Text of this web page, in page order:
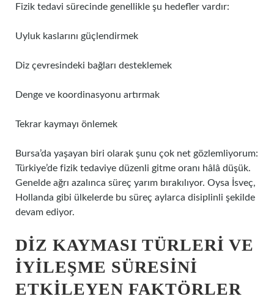
Fizik tedavi sürecinde genellikle şu hedefler vardır:
Uyluk kaslarını güçlendirmek
Diz çevresindeki bağları desteklemek
Denge ve koordinasyonu artırmak
Tekrar kaymayı önlemek
Bursa’da yaşayan biri olarak şunu çok net gözlemliyorum:
Türkiye’de fizik tedaviye düzenli gitme oranı hâlâ düşük.
Genelde ağrı azalınca süreç yarım bırakılıyor. Oysa İsveç,
Hollanda gibi ülkelerde bu süreç aylarca disiplinli şekilde
devam ediyor.
DIZ KAYMASI TÜRLERI VE
İYILEŞME SÜRESINI
ETKILEYEN FAKTÖRLER